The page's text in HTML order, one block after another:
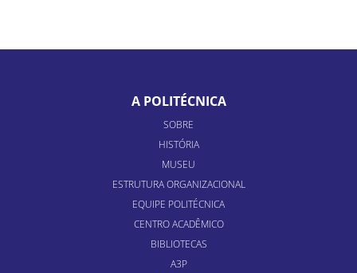
A POLITÉCNICA
SOBRE
HISTÓRIA
MUSEU
ESTRUTURA ORGANIZACIONAL
EQUIPE POLITÉCNICA
CENTRO ACADÊMICO
BIBLIOTECAS
A3P